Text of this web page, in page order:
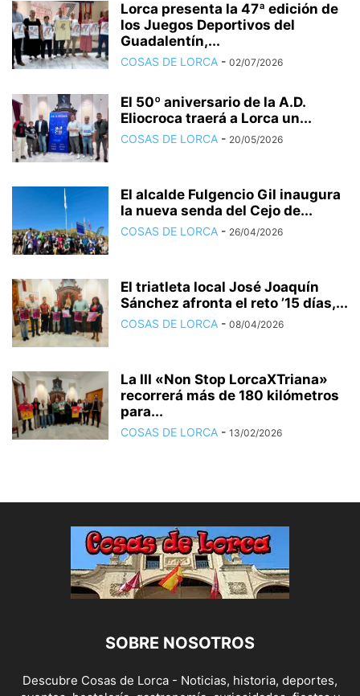
Lorca presenta la 47ª edición de
los Juegos Deportivos del
Guadalentín,...
COSAS DE LORCA - 02/07/2026
El 50º aniversario de la A.D.
Eliocroca traerá a Lorca un...
COSAS DE LORCA - 20/05/2026
El alcalde Fulgencio Gil inaugura
la nueva senda del Cejo de...
COSAS DE LORCA - 26/04/2026
El triatleta local José Joaquín
Sánchez afronta el reto ’15 días,...
COSAS DE LORCA - 08/04/2026
La III «Non Stop LorcaXTriana»
recorrerá más de 180 kilómetros
para...
COSAS DE LORCA - 13/02/2026
SOBRE NOSOTROS
Descubre Cosas de Lorca - Noticias, historia, deportes,